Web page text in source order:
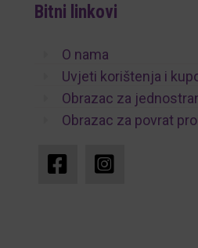
Bitni linkovi
O nama
Uvjeti korištenja i
Obrazac za
Obrazac za povrat